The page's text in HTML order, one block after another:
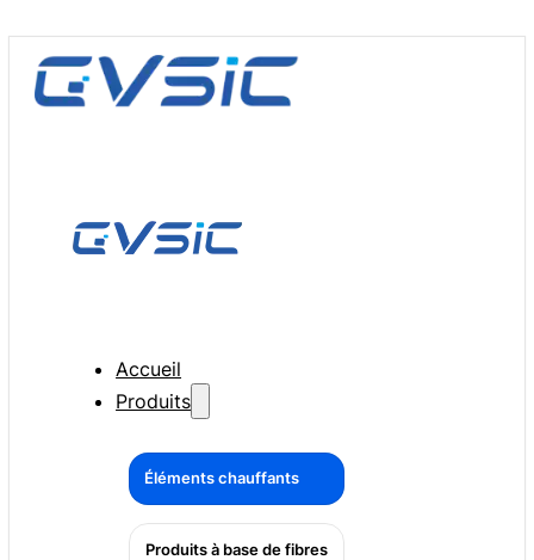
Accueil
Produits
Éléments chauffants
Produits à base de fibres